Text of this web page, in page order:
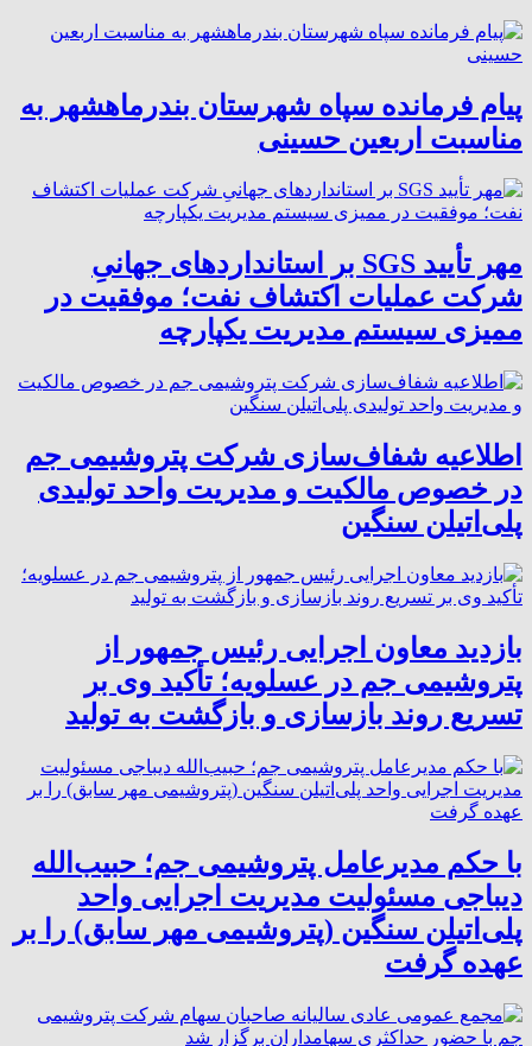
پیام فرمانده سپاه شهرستان بندرماهشهر به
مناسبت اربعین حسینی
مهر تأیید SGS بر استانداردهای جهانیِ
شرکت عملیات اکتشاف نفت؛ موفقیت در
ممیزی سیستم مدیریت یکپارچه
اطلاعیه شفاف‌سازی شرکت پتروشیمی جم
در خصوص مالکیت و مدیریت واحد تولیدی
پلی‌اتیلن سنگین
بازدید معاون اجرایی رئیس جمهور از
پتروشیمی جم در عسلویه؛ تأکید وی بر
تسریع روند بازسازی و بازگشت به تولید
با حکم مدیرعامل پتروشیمی جم؛ حبیب‌الله
دیباجی مسئولیت مدیریت اجرایی واحد
پلی‌اتیلن سنگین (پتروشیمی مهر سابق) را بر
عهده گرفت